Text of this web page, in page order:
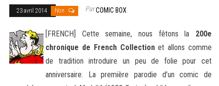
23 avril 2014 Non ParCOMIC BOX
[FRENCH] Cette semaine, nous fêtons la 200e
chronique de French Collectionet allons comme
de tradition introduire un peu de folie pour cet
anniversaire. La première parodie d’un comic de